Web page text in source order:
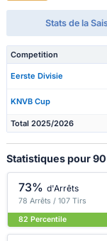
Stats de la
Competition
Eerste Divisie
KNVB Cup
Total 2025/2026
Statistiques pour
73% d'Arrêts
78 Arrêts / 107 Tirs
82 Percentile